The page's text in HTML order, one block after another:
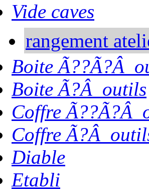
Vide caves
rangement
Boite Ã??Ã?Â
Boite Ã?Â outils
Coffre Ã??Ã?Â
Coffre Ã?Â
Diable
Etabli